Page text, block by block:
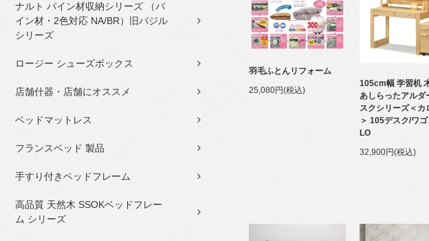
ナルト パイン材収納シリーズ （パ
イン材・2色対応 NA/BR）旧バジル
シリーズ
ロージー シューズボックス
店舗什器・店舗にオススメ
ベッドマットレス
フランスベッド 製品
手すり付きベッドフレーム
高品質 天然木 SSOKベッドフレー
ム シリーズ
羽毛ふとんリフォーム
25,080円(税込)
105cm幅 学習机
あしらったアルダ
スクシリーズ＜カ
＞ 105デスク/ワ
LO
32,900円(税込)